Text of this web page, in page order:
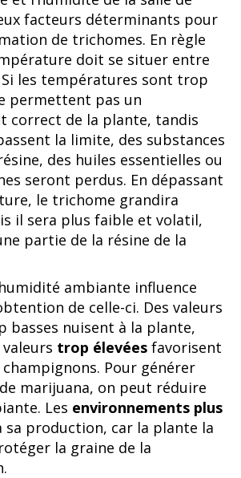
facteurs déterminants pour
de trichomes. En règle
doit se situer entre
Si les températures sont trop
permettent pas un
correct de la plante, tandis
la limite, des substances
des huiles essentielles ou
seront perdus. En dépassant
le trichome grandira
il sera plus faible et volatil,
partie de la résine de la
ambiante influence
de celle-ci. Des valeurs
basses nuisent à la plante,
trop élevées favorisent
Pour générer
marijuana, on peut réduire
Les environnements plus
sa production, car la plante la
la graine de la